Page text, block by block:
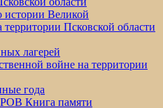
Великой
Псковской области
лагерей
войне на территории
года
Книга памяти